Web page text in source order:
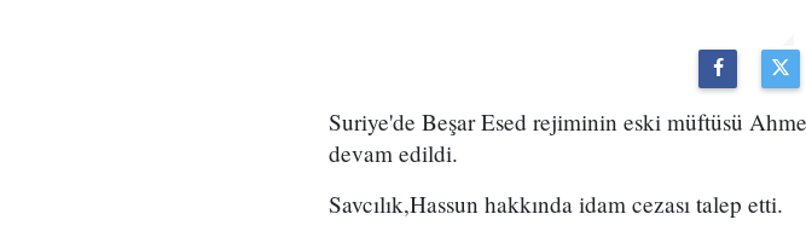
Suriye'de Beşar Esed rejiminin eski müftüsü
devam edildi.
Savcılık,Hassun hakkında idam cezası talep etti.